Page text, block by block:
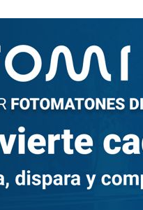
Soy el asistente virtual de
¿En qué puedo ayudarte?